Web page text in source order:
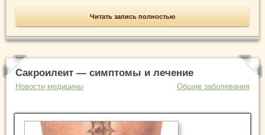
Читать запись полностью
Сакроилеит — симптомы и лечение
Новости медицины Общие заболевания